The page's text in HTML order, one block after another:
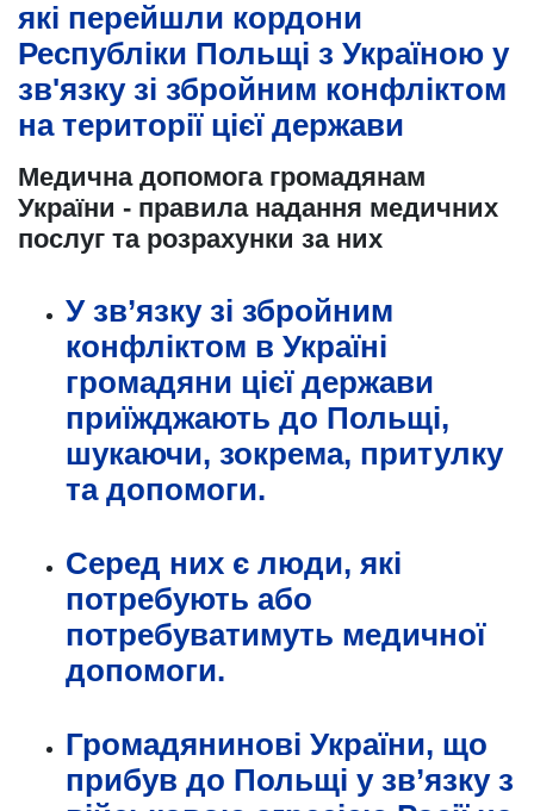
які перейшли кордони
Республіки Польщі з Україною у
зв'язку зі збройним конфліктом
на території цієї держави
Медична допомога громадянам
України - правила надання медичних
послуг та розрахунки за них
У зв’язку зі збройним
конфліктом в Україні
громадяни цієї держави
приїжджають до Польщі,
шукаючи, зокрема, притулку
та допомоги.
Серед них є люди, які
потребують або
потребуватимуть медичної
допомоги.
Громадянинові України, що
прибув до Польщі у зв’язку з